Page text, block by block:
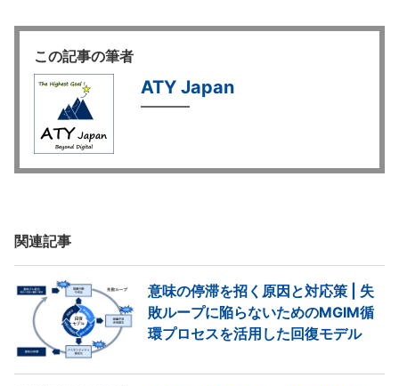
この記事の筆者
ATY Japan
関連記事
意味の停滞を招く原因と対応策 | 失
敗ループに陥らないためのMGIM循
環プロセスを活用した回復モデル